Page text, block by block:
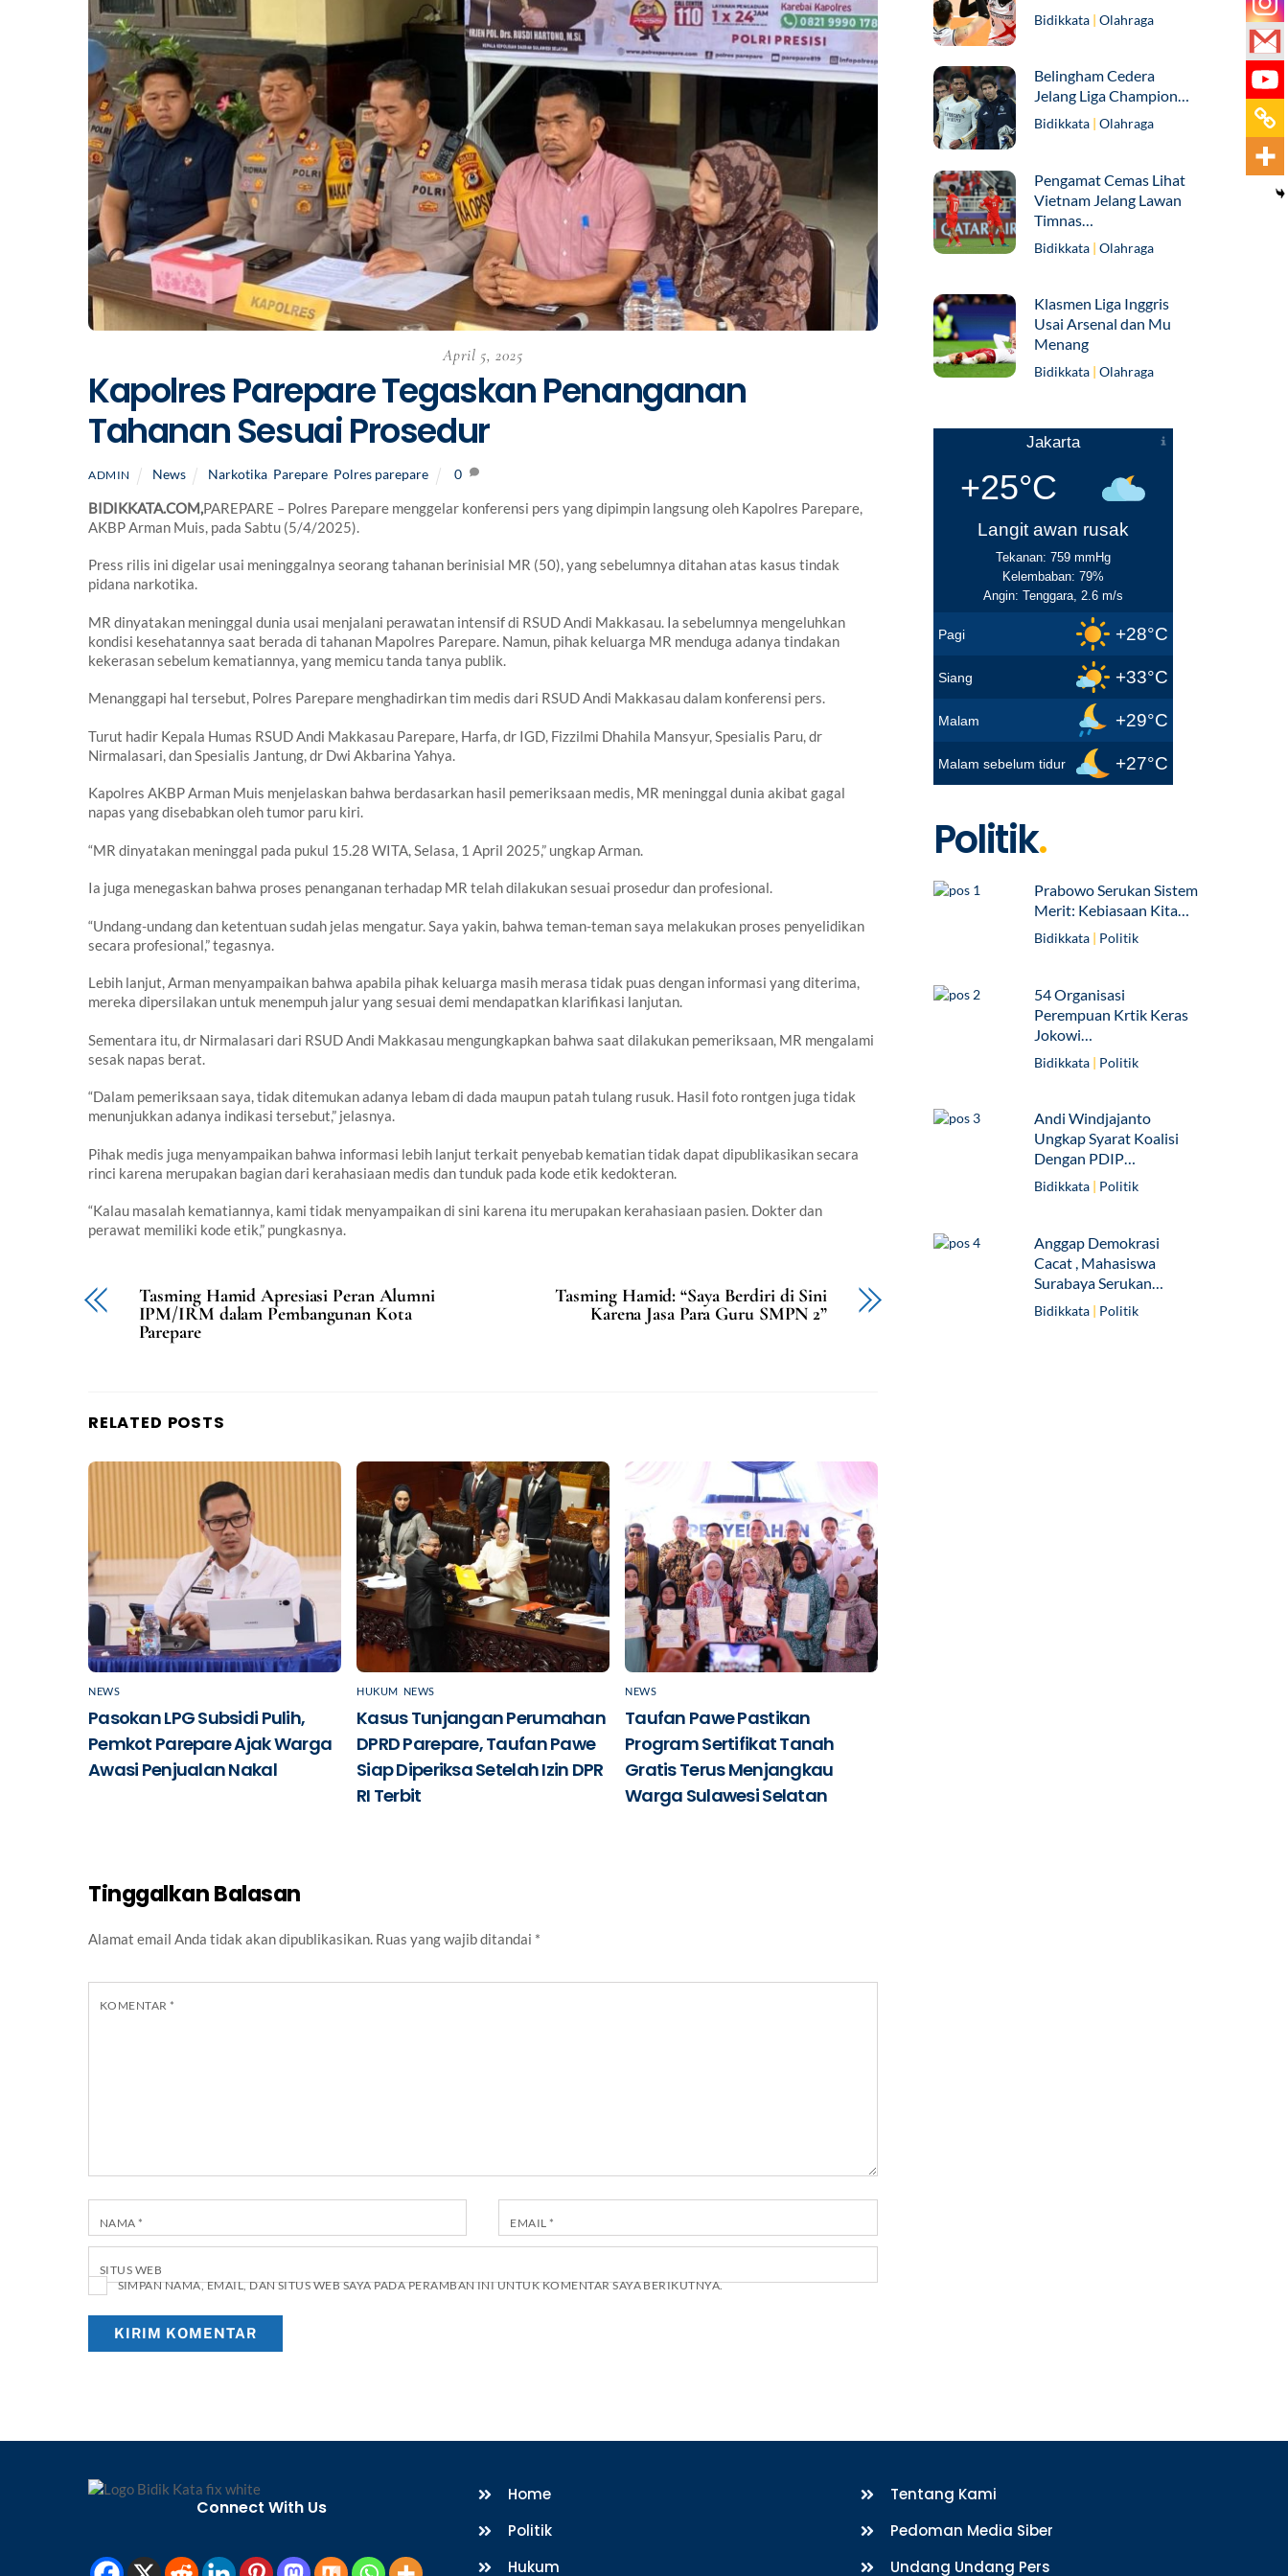
April 5, 2025
Kapolres Parepare Tegaskan Penanganan
Tahanan Sesuai Prosedur
ADMIN News Narkotika Parepare Polres parepare 0
BIDIKKATA.COM,PAREPARE – Polres Parepare menggelar konferensi pers yang dipimpin langsung oleh Kapolres Parepare,
AKBP Arman Muis, pada Sabtu (5/4/2025).
Press rilis ini digelar usai meninggalnya seorang tahanan berinisial MR (50), yang sebelumnya ditahan atas kasus tindak
pidana narkotika.
MR dinyatakan meninggal dunia usai menjalani perawatan intensif di RSUD Andi Makkasau. Ia sebelumnya mengeluhkan
kondisi kesehatannya saat berada di tahanan Mapolres Parepare. Namun, pihak keluarga MR menduga adanya tindakan
kekerasan sebelum kematiannya, yang memicu tanda tanya publik.
Menanggapi hal tersebut, Polres Parepare menghadirkan tim medis dari RSUD Andi Makkasau dalam konferensi pers.
Turut hadir Kepala Humas RSUD Andi Makkasau Parepare, Harfa, dr IGD, Fizzilmi Dhahila Mansyur, Spesialis Paru, dr
Nirmalasari, dan Spesialis Jantung, dr Dwi Akbarina Yahya.
Kapolres AKBP Arman Muis menjelaskan bahwa berdasarkan hasil pemeriksaan medis, MR meninggal dunia akibat gagal
napas yang disebabkan oleh tumor paru kiri.
“MR dinyatakan meninggal pada pukul 15.28 WITA, Selasa, 1 April 2025,” ungkap Arman.
Ia juga menegaskan bahwa proses penanganan terhadap MR telah dilakukan sesuai prosedur dan profesional.
“Undang-undang dan ketentuan sudah jelas mengatur. Saya yakin, bahwa teman-teman saya melakukan proses penyelidikan
secara profesional,” tegasnya.
Lebih lanjut, Arman menyampaikan bahwa apabila pihak keluarga masih merasa tidak puas dengan informasi yang diterima,
mereka dipersilakan untuk menempuh jalur yang sesuai demi mendapatkan klarifikasi lanjutan.
Sementara itu, dr Nirmalasari dari RSUD Andi Makkasau mengungkapkan bahwa saat dilakukan pemeriksaan, MR mengalami
sesak napas berat.
“Dalam pemeriksaan saya, tidak ditemukan adanya lebam di dada maupun patah tulang rusuk. Hasil foto rontgen juga tidak
menunjukkan adanya indikasi tersebut,” jelasnya.
Pihak medis juga menyampaikan bahwa informasi lebih lanjut terkait penyebab kematian tidak dapat dipublikasikan secara
rinci karena merupakan bagian dari kerahasiaan medis dan tunduk pada kode etik kedokteran.
“Kalau masalah kematiannya, kami tidak menyampaikan di sini karena itu merupakan kerahasiaan pasien. Dokter dan
perawat memiliki kode etik,” pungkasnya.
Tasming Hamid Apresiasi Peran Alumni
IPM/IRM dalam Pembangunan Kota
Parepare
Tasming Hamid: “Saya Berdiri di Sini
Karena Jasa Para Guru SMPN 2”
RELATED POSTS
NEWS
Pasokan LPG Subsidi Pulih,
Pemkot Parepare Ajak Warga
Awasi Penjualan Nakal
HUKUM NEWS
Kasus Tunjangan Perumahan
DPRD Parepare, Taufan Pawe
Siap Diperiksa Setelah Izin DPR
RI Terbit
NEWS
Taufan Pawe Pastikan
Program Sertifikat Tanah
Gratis Terus Menjangkau
Warga Sulawesi Selatan
Tinggalkan Balasan
Alamat email Anda tidak akan dipublikasikan. Ruas yang wajib ditandai *
KOMENTAR *
NAMA * EMAIL *
SITUS WEB
SIMPAN NAMA, EMAIL, DAN SITUS WEB SAYA PADA PERAMBAN INI UNTUK KOMENTAR SAYA BERIKUTNYA.
Bidikkata | Olahraga
Belingham Cedera
Jelang Liga Champion…
Bidikkata Olahraga
Pengamat Cemas Lihat
Vietnam Jelang Lawan
Timnas…
Bidikkata | Olahraga
Klasmen Liga Inggris
Usai Arsenal dan Mu
Menang
Bidikkata Olahraga
Jakarta
+25°C
Langit awan rusak
Tekanan: 759 mmHg
Kelembaban: 79%
Angin: Tenggara, 2.6 m/s
Pagi +28°C
Siang +33°C
Malam +29°C
Malam sebelum tidur +27°C
Politik.
Prabowo Serukan Sistem
Merit: Kebiasaan Kita…
Bidikkata | Politik
54 Organisasi
Perempuan Krtik Keras
Jokowi…
Bidikkata | Politik
Andi Windjajanto
Ungkap Syarat Koalisi
Dengan PDIP…
Bidikkata | Politik
Anggap Demokrasi
Cacat , Mahasiswa
Surabaya Serukan…
Bidikkata | Politik
Connect With Us
Home
Politik
Hukum
Tentang Kami
Pedoman Media Siber
Undang Undang Pers